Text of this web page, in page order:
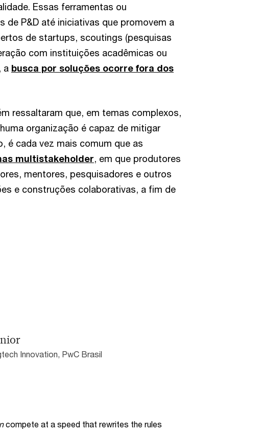
Essas ferramentas ou
de P&D até iniciativas que promovem a
de startups, scoutings (pesquisas
com instituições acadêmicas ou
a busca por soluções ocorre fora dos
ressaltaram que, em temas complexos,
organização é capaz de mitigar
é cada vez mais comum que as
multistakeholder, em que produtores
mentores, pesquisadores e outros
e construções colaborativas, a fim de
Innovation, PwC Brasil
compete at a speed that rewrites the rules